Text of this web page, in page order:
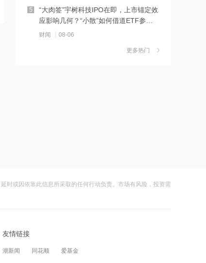
14:54
推进AI、国产核心装备赋能电力行业，
电力板块尾盘冲高，华银电力涨停
力涨停
14:52
“大肉签”宇树科技IPO在即，上市锚定效
应影响几何？“小散”如何借道ETF参
与？
财闻 08-06
5
茉莉奶白陷降薪罗生门，当事人称：公
大涨152%！哈啰、美团单车“好伙伴”登
10
更多热门
时或因依靠此信息所采取的任何行动负责。市场有风险，投资需
友情链接
潮新闻 同花顺 爱基金